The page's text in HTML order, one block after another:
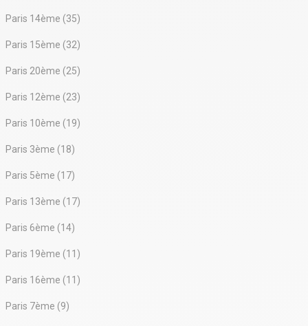
Paris 14ème (35)
Paris 15ème (32)
Paris 20ème (25)
Paris 12ème (23)
Paris 10ème (19)
Paris 3ème (18)
Paris 5ème (17)
Paris 13ème (17)
Paris 6ème (14)
Paris 19ème (11)
Paris 16ème (11)
Paris 7ème (9)